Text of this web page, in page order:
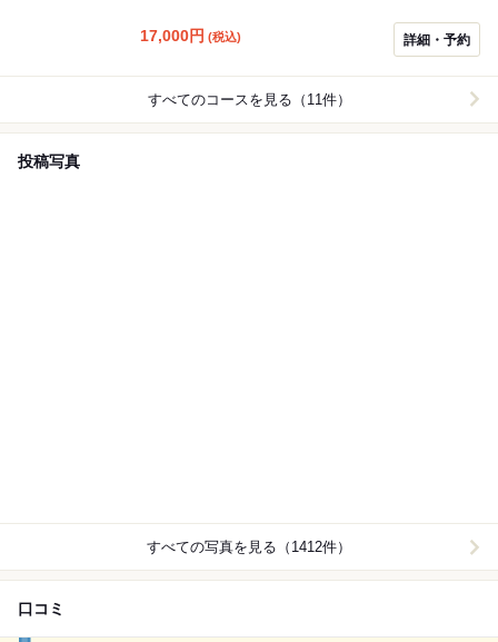
17,000円 (税込) 詳細・予約
すべてのコースを見る（11件）
投稿写真
すべての写真を見る（1412件）
口コミ